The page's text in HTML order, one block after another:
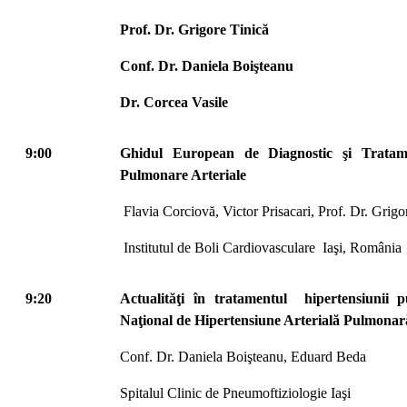
Prof. Dr. Grigore Tinică
Conf. Dr. Daniela Boişteanu
Dr. Corcea Vasile
9:00
Ghidul European de Diagnostic şi
Pulmonare Arteriale
Flavia Corciovă, Victor Prisacari, Prof. Dr.
Institutul de Boli Cardiovasculare Iaşi, România
9:20
Actualităţi în tratamentul hipertensiunii
Naţional de Hipertensiune Arterială
Conf. Dr. Daniela Boişteanu, Eduard Beda
Spitalul Clinic de Pneumoftiziologie Iaşi